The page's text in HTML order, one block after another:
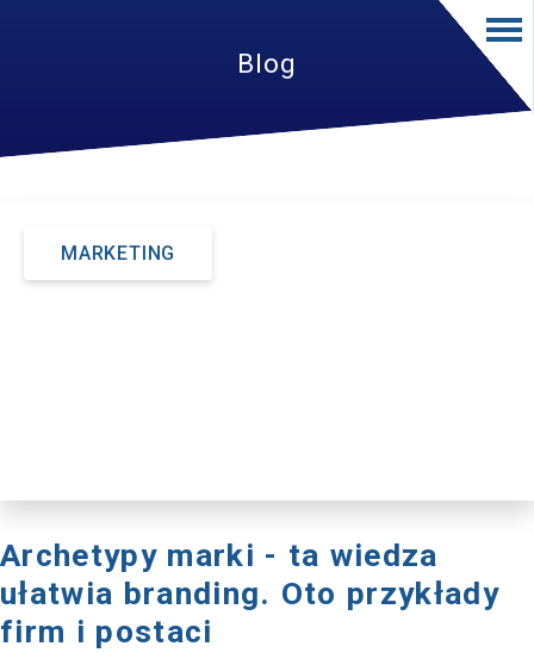
Blog
MARKETING
Archetypy marki - ta wiedza
ułatwia branding. Oto przykłady
firm i postaci